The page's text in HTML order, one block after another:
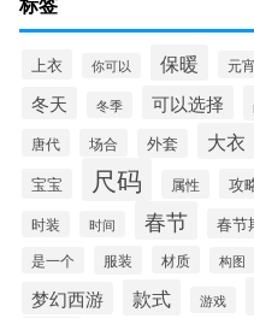
上衣 你可以 保暖 元
冬天 冬季 可以选择
唐代 场合 外套 大衣
宝宝 尺码 属性 攻
时装 时间 春节 春节
是一个 服装 材质 构图
梦幻西游 款式 游戏